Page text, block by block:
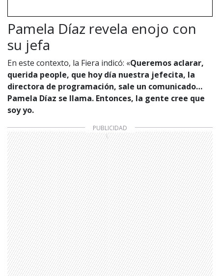
Pamela Díaz revela enojo con
su jefa
En este contexto, la Fiera indicó: «Queremos aclarar,
querida people, que hoy día nuestra jefecita, la
directora de programación, sale un comunicado…
Pamela Díaz se llama. Entonces, la gente cree que
soy yo.